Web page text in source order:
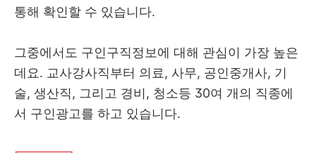
통해 확인할 수 있습니다.
그중에서도 구인구직정보에 대해 관심이 가장 높은
데요. 교사강사직부터 의료, 사무, 공인중개사, 기
술, 생산직, 그리고 경비, 청소등 30여 개의 직종에
서 구인광고를 하고 있습니다.